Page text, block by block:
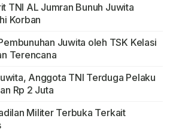
TNI AL Jumran Bunuh Juwita
Korban
Juwita oleh TSK Kelasi
Terencana
Anggota TNI Terduga Pelaku
Rp 2 Juta
Militer Terbuka Terkait